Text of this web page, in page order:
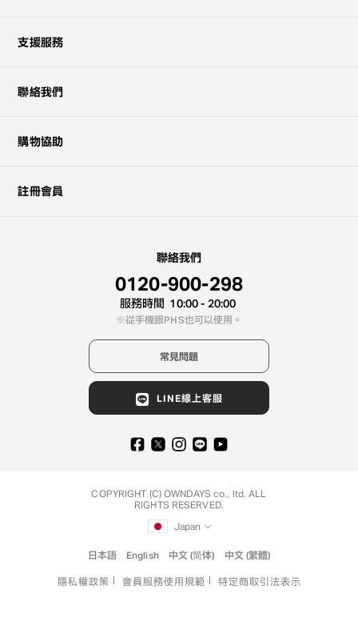
支援服務
聯絡我們
購物協助
註冊會員
聯絡我們
0120-900-298
服務時間 10:00 - 20:00
從手機跟PHS也可以使用。
常見問題
LINE線上客服
COPYRIGHT (C) OWNDAYS co., ltd. ALL
RIGHTS RESERVED.
Japan
日本語 English 中文 (简体) 中文 (繁體)
隱私權政策 會員服務使用規範 特定商取引法表示